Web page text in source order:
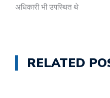
अधिकारी भी उपस्थित थे
RELATED